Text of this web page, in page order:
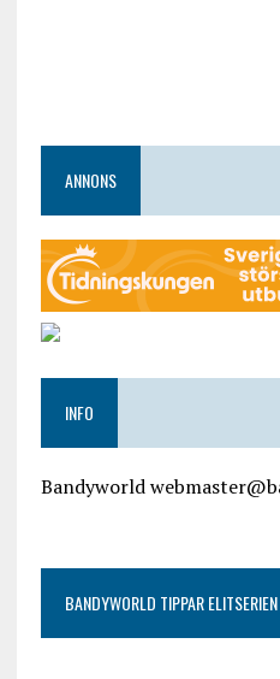
ANNONS
INFO
Bandyworld
BANDYWORLD TIPPAR